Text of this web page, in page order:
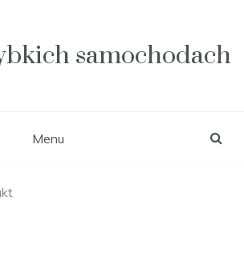
samochodach
Menu